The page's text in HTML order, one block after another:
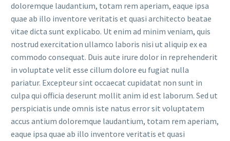
doloremque laudantium, totam rem aperiam, eaque ipsa
quae ab illo inventore veritatis et quasi architecto beatae
vitae dicta sunt explicabo. Ut enim ad minim veniam, quis
nostrud exercitation ullamco laboris nisi ut aliquip ex ea
commodo consequat. Duis aute irure dolor in reprehenderit
in voluptate velit esse cillum dolore eu fugiat nulla
pariatur. Excepteur sint occaecat cupidatat non sunt in
culpa qui officia deserunt mollit anim id est laborum. Sed ut
perspiciatis unde omnis iste natus error sit voluptatem
accus antium doloremque laudantium, totam rem aperiam,
eaque ipsa quae ab illo inventore veritatis et quasi